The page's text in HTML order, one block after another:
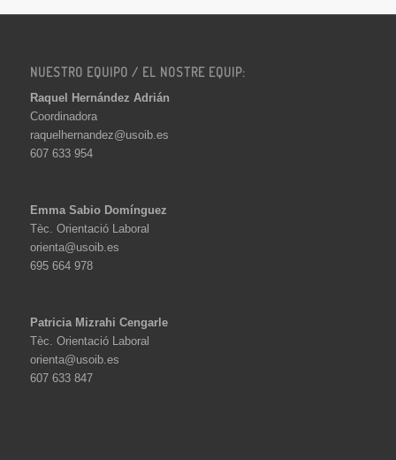
NUESTRO EQUIPO / EL NOSTRE EQUIP:
Raquel Hernández Adrián
Coordinadora
raquelhernandez@usoib.es
607 633 954
Emma Sabio Domínguez
Tèc. Orientació Laboral
orienta@usoib.es
695 664 978
Patricia Mizrahi Cengarle
Tèc. Orientació Laboral
orienta@usoib.es
607 633 847